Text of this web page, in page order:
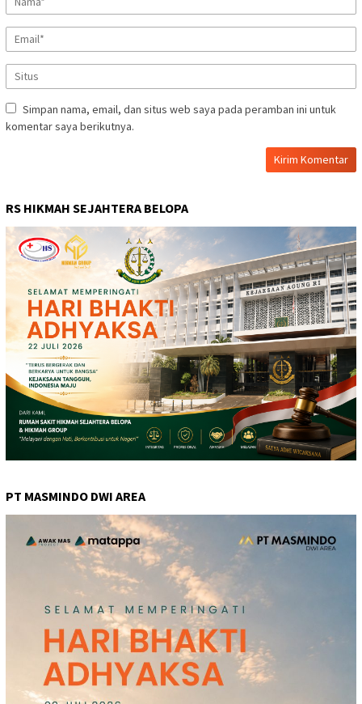
Simpan nama, email, dan situs web saya pada peramban ini untuk
komentar saya berikutnya.
RS HIKMAH SEJAHTERA BELOPA
PT MASMINDO DWI AREA